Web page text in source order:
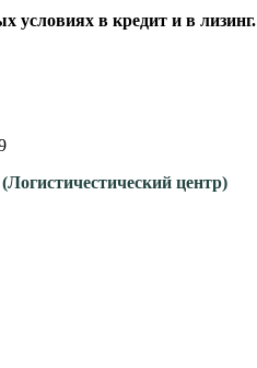
условиях в кредит и в лизинг.
центр)